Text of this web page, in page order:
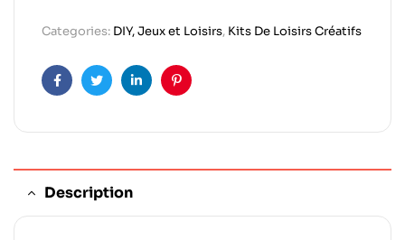
Categories: DIY, Jeux et Loisirs, Kits De Loisirs Créatifs
FacebookTwitterLinkedinPinterest
Description